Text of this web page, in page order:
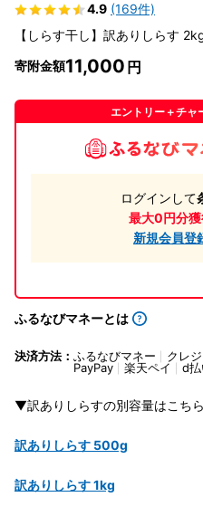
4.9 (169件)
【しらす干し】訳ありしらす
寄附金額11,000
エントリー＋チャ
ログインして
最大0円分
新規会員登
ふるなびマネーとは
決済方法： ふるなびマネー クレ
PayPay
楽天ペイ d
▼訳ありしらすの別容量はこちら
訳ありしらす 500g
訳ありしらす 1kg